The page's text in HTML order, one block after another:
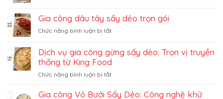
không
đường
công
đu
đủ
dẻo
trọn
Gia công dâu tây sấy dẻo trọn gói
Chức năng bình luận bị tắtở
công
dâu
tây
sấy
trọn
Dịch vụ gia công gừng sấy dẻo: Trọn vị truyền
thống từ King Food
Chức năng bình luận bị tắtở
vụ
Gia công Vỏ Bưởi Sấy Dẻo: Công nghệ khử